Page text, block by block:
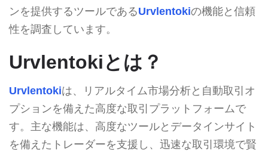
ンを提供するツールであるUrvlentokiの機能と信頼
性を調査しています。
Urvlentokiとは？
Urvlentokiは、リアルタイム市場分析と自動取引オ
プションを備えた高度な取引プラットフォームで
す。主な機能は、高度なツールとデータインサイト
を備えたトレーダーを支援し、迅速な取引環境で賢